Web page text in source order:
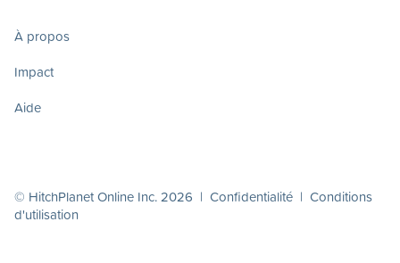
À propos
Impact
Aide
© HitchPlanet Online Inc. 2026 | Confidentialité | Conditions
d'utilisation